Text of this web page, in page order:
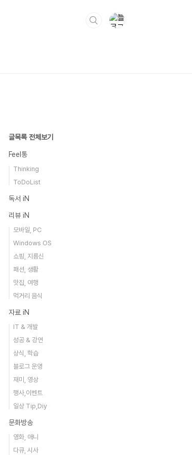
글목록 전체보기
Feel통
Thinking
ToDoList
독서 iN
리뷰 iN
모바일, PC
Windows OS
쇼핑, 지름신
패션, 생활
맛집, 여행
먹거리 음식
자료 iN
IT & 개발
성공 & 강연
상식, 학습
블로그 운영
재미, 영상
행사,이벤트
일상 Tip,Diy
문화방송
영화, 애니
다큐, 시사